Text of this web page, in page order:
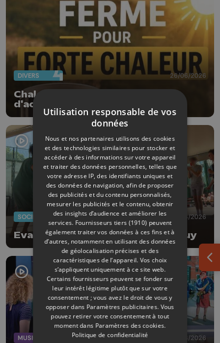
DIVERS 26/06/2026
Chaleur : annulations, reports
d'activités mais aussi offres
fraîcheur !
SOCIÉTÉ 20/06/2026
Evasion musicale à la prison de Huy
MUSIQUE 19/06/2026
Utilisation responsable de vos
données
Nous et nos partenaires utilisons des cookies
et des technologies similaires pour stocker et
accéder à des informations sur votre appareil
et traiter des données personnelles, telles que
votre adresse IP, des identifiants uniques et
des données de navigation, afin de proposer
des publicités et du contenu personnalisés,
mesurer les publicités et le contenu, obtenir
des insights d’audience et améliorer les
services. Fournisseurs tiers (1910) peuvent
également traiter vos données à ces fins et à
d’autres, notamment en utilisant des données
de géolocalisation précises et des
caractéristiques de l’appareil. Vos choix
s’appliquent uniquement à ce site web.
Certains fournisseurs peuvent se fonder sur
leur intérêt légitime plutôt que sur votre
consentement ; vous avez le droit de vous y
opposer dans Paramètres publicitaires. Vous
pouvez retirer votre consentement à tout
moment dans Paramètres des cookies.
Politique de confidentialité